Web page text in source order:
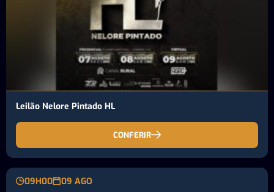
Leilão Nelore Pintado HL
CONFERIR
09H00 09 AGO